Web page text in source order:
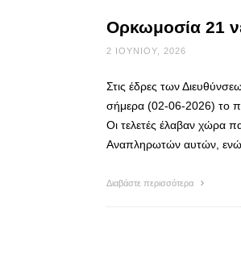
Ορκωμοσία 21
2 ΙΟΥΝΊΟΥ, 2026
Στις έδρες των
σήμερα (02-06-2026) το
Οι τελετές έλαβαν χώρα
Αναπληρωτών αυτών, ενώ
Διαβάστε περισσότερα